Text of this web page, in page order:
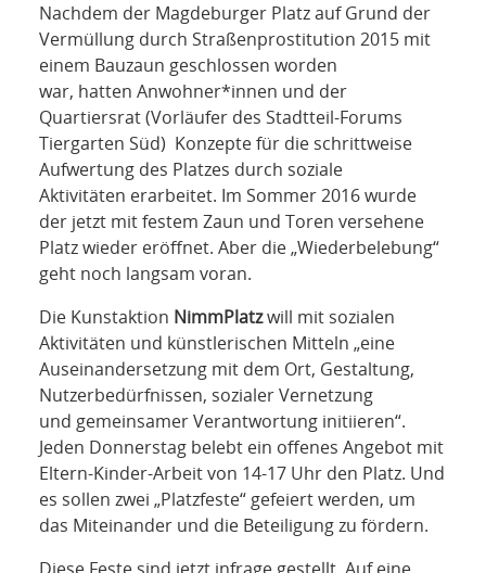
Nachdem der Magdeburger Platz auf Grund der
Vermüllung durch Straßenprostitution 2015 mit
einem Bauzaun geschlossen worden
war, hatten Anwohner*innen und der
Quartiersrat (Vorläufer des Stadtteil-Forums
Tiergarten Süd) Konzepte für die schrittweise
Aufwertung des Platzes durch soziale
Aktivitäten erarbeitet. Im Sommer 2016 wurde
der jetzt mit festem Zaun und Toren versehene
Platz wieder eröffnet. Aber die „Wiederbelebung“
geht noch langsam voran.
Die Kunstaktion NimmPlatzwill mit sozialen
Aktivitäten und künstlerischen Mitteln „eine
Auseinandersetzung mit dem Ort, Gestaltung,
Nutzerbedürfnissen, sozialer Vernetzung
und gemeinsamer Verantwortung initiieren“.
Jeden Donnerstag belebt ein offenes Angebot mit
Eltern-Kinder-Arbeit von 14-17 Uhr den Platz. Und
es sollen zwei „Platzfeste“ gefeiert werden, um
das Miteinander und die Beteiligung zu fördern.